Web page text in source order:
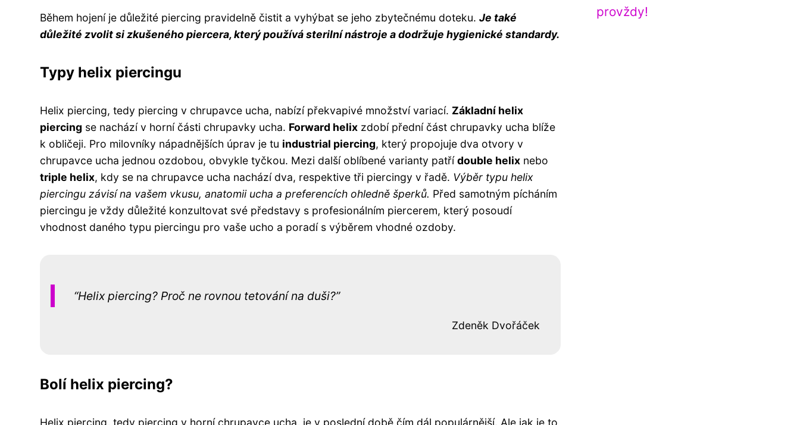
Během hojení je důležité piercing pravidelně čistit a vyhýbat se jeho zbytečnému doteku. Je také
důležité zvolit si zkušeného piercera, který používá sterilní nástroje a dodržuje hygienické standardy.
Typy helix piercingu
Helix piercing, tedy piercing v chrupavce ucha, nabízí překvapivé množství variací. Základní helix
piercing se nachází v horní části chrupavky ucha. Forward helix zdobí přední část chrupavky ucha blíže
k obličeji. Pro milovníky nápadnějších úprav je tu industrial piercing, který propojuje dva otvory v
chrupavce ucha jednou ozdobou, obvykle tyčkou. Mezi další oblíbené varianty patřídouble helix nebo
triple helix, kdy se na chrupavce ucha nachází dva, respektive tři piercingy v řadě. Výběr typu helix
piercingu závisí na vašem vkusu, anatomii ucha a preferencích ohledně šperků. Před samotným pícháním
piercingu je vždy důležité konzultovat své představy s profesionálním piercerem, který posoudí
vhodnost daného typu piercingu pro vaše ucho a poradí s výběrem vhodné ozdoby.
Helix piercing? Proč ne rovnou tetování na duši?
Zdeněk Dvořáček
Bolí helix piercing?
provždy!